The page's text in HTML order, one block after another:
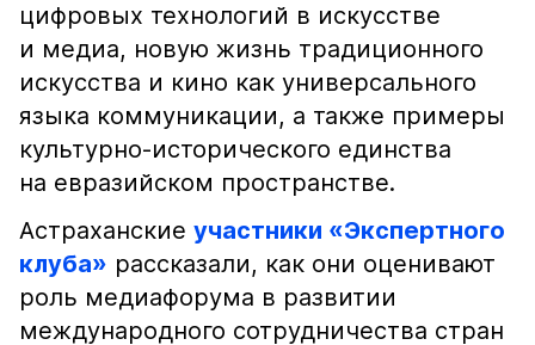
цифровых технологий в искусстве
и медиа, новую жизнь традиционного
искусства и кино как универсального
языка коммуникации, а также примеры
культурно-исторического единства
на евразийском пространстве.
Астраханские участники «Экспертного
клуба» рассказали, как они оценивают
роль медиафорума в развитии
международного сотрудничества стран